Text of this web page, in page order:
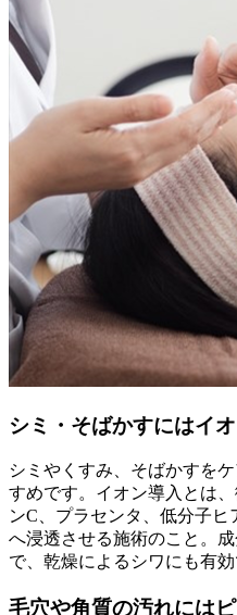
シミ・そばかすにはイ
シミやくすみ、そばかすを
すめです。イオン導入とは
ンC、プラセンタ、低分子
へ浸透させる施術のこと。
で、乾燥によるシワにも有効
毛穴や角質の汚れには